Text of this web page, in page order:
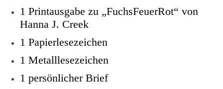
1 Printausgabe zu „FuchsFeuerRot“ von
Hanna J. Creek
1 Papierlesezeichen
1 Metalllesezeichen
1 persönlicher Brief